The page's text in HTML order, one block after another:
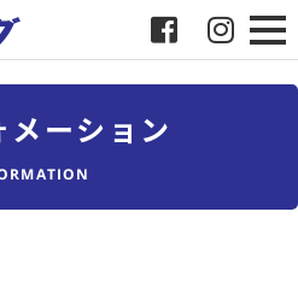
メーション